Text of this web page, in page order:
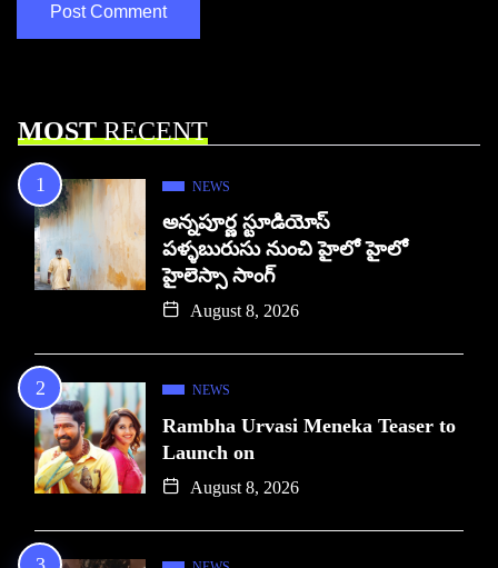
MOSTRECENT
NEWS
అన్నపూర్ణ స్టూడియోస్
పళ్ళబురుసు నుంచి హైలో హైలో
హైలెస్సా సాంగ్
August 8, 2026
NEWS
Rambha Urvasi Meneka Teaser to
Launch on
August 8, 2026